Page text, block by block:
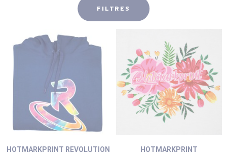
FILTRES
HOTMARKPRINT REVOLUTION HOTMARKPRINT